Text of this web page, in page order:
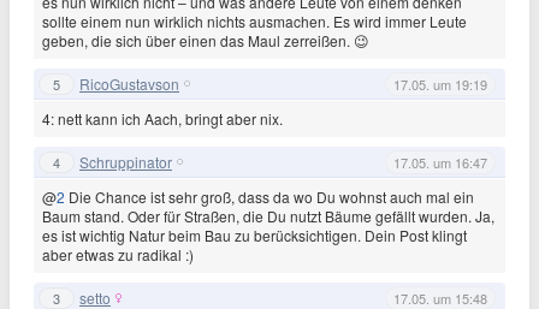
sollte einem nun wirklich nichts ausmachen. Es wird immer Leute
geben, die sich über einen das Maul zerreißen. 😉
5 RicoGustavson 17.05. um 19:19
4: nett kann ich Aach, bringt aber nix.
4 Schruppinator 17.05. um 16:47
@2 Die Chance ist sehr groß, dass da wo Du wohnst auch mal ein
Baum stand. Oder für Straßen, die Du nutzt Bäume gefällt wurden. Ja,
es ist wichtig Natur beim Bau zu berücksichtigen. Dein Post klingt
aber etwas zu radikal :)
3 setto 17.05. um 15:48